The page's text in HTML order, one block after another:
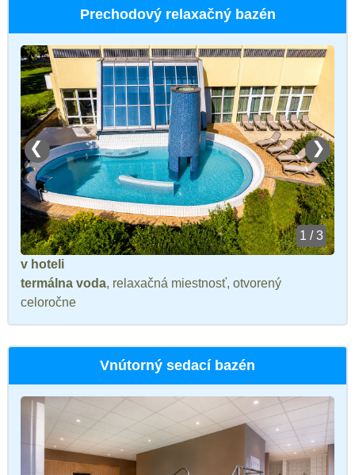
Prechodový relaxačný bazén
❮ ❯
1 / 3
v hoteli
termálna voda, relaxačná miestnosť, otvorený
celoročne
Vnútorný sedací bazén